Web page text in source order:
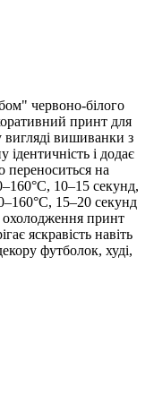
червоно-білого
принт для
вигляді вишиванки з
і додає
переноситься на
10–15 секунд,
15–20 секунд
охолодження принт
яскравість навіть
футболок, худі,